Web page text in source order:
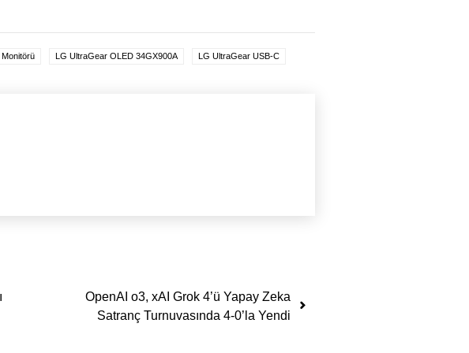
LG UltraGear OLED 34GX900A LG UltraGear USB-C
OpenAI o3, xAI Grok 4’ü Yapay Zeka
Satranç Turnuvasında 4-0’la Yendi